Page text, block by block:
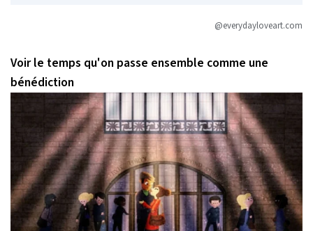
@everydayloveart.com
Voir le temps qu'on passe ensemble comme une
bénédiction